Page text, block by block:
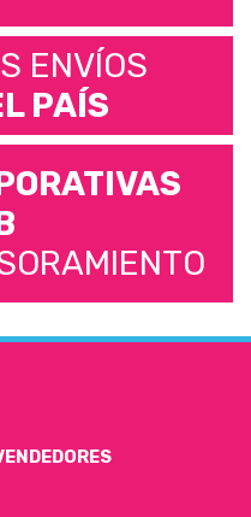
ENVÍOS
PAÍS